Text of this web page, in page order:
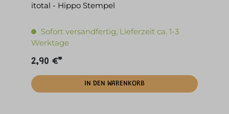
itotal - Hippo Stempel
Sofort versandfertig, Lieferzeit ca. 1-3
Werktage
2,90 €*
IN DEN WARENKORB